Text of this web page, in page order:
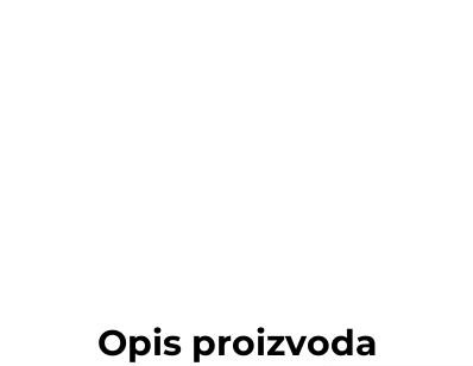
Opis proizvoda